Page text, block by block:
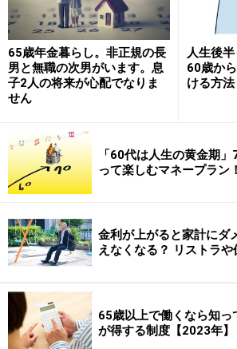
確かに老後のことが心配で、iDeCoを
います。けれど、長男のご年齢を考
婚されたり、家を買ったり、もしかし
るかもしれません。そのときに必要に
現金（預貯金）です。
ですので、基本的に60歳になるまで
をやる前に、まずはしっかり貯金をし
ます。勤務先で給与天引きの制度があ
てはどうでしょう。なければ、給料
口座から口座引き落としにする。まず
から、少しずつ始めてみてください。
続いて次男は、NISAを始めるより、
65歳年金暮らし。非正規の長
男と無職の次男がいます。息
子2人の将来が心配でなりま
せん
人生後
60歳か
ける方法
「60代は人生の黄金期
って楽しむマネープラン！
金利が上がると家計にダ
えなくなる？ リストラや
65歳以上で働くなら知っ
が得する制度【2023年】